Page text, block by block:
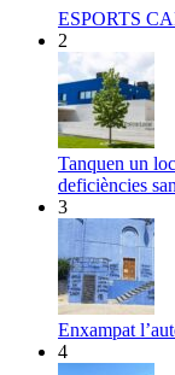
ESPORTS
2
Tanquen un
deficiències
3
Enxampat
4